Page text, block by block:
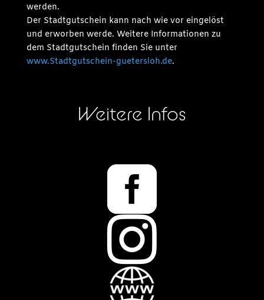
werden.
Der Stadtgutschein kann nach wie vor eingelöst
und erworben werde. Weitere Informationen zu
dem Stadtgutschein finden Sie unter
www.Stadtgutschein-guetersloh.de.
Weitere Infos

